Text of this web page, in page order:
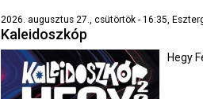
2026. augusztus 27., csütörtök - 16:35,
Kaleidoszkóp
Hegy